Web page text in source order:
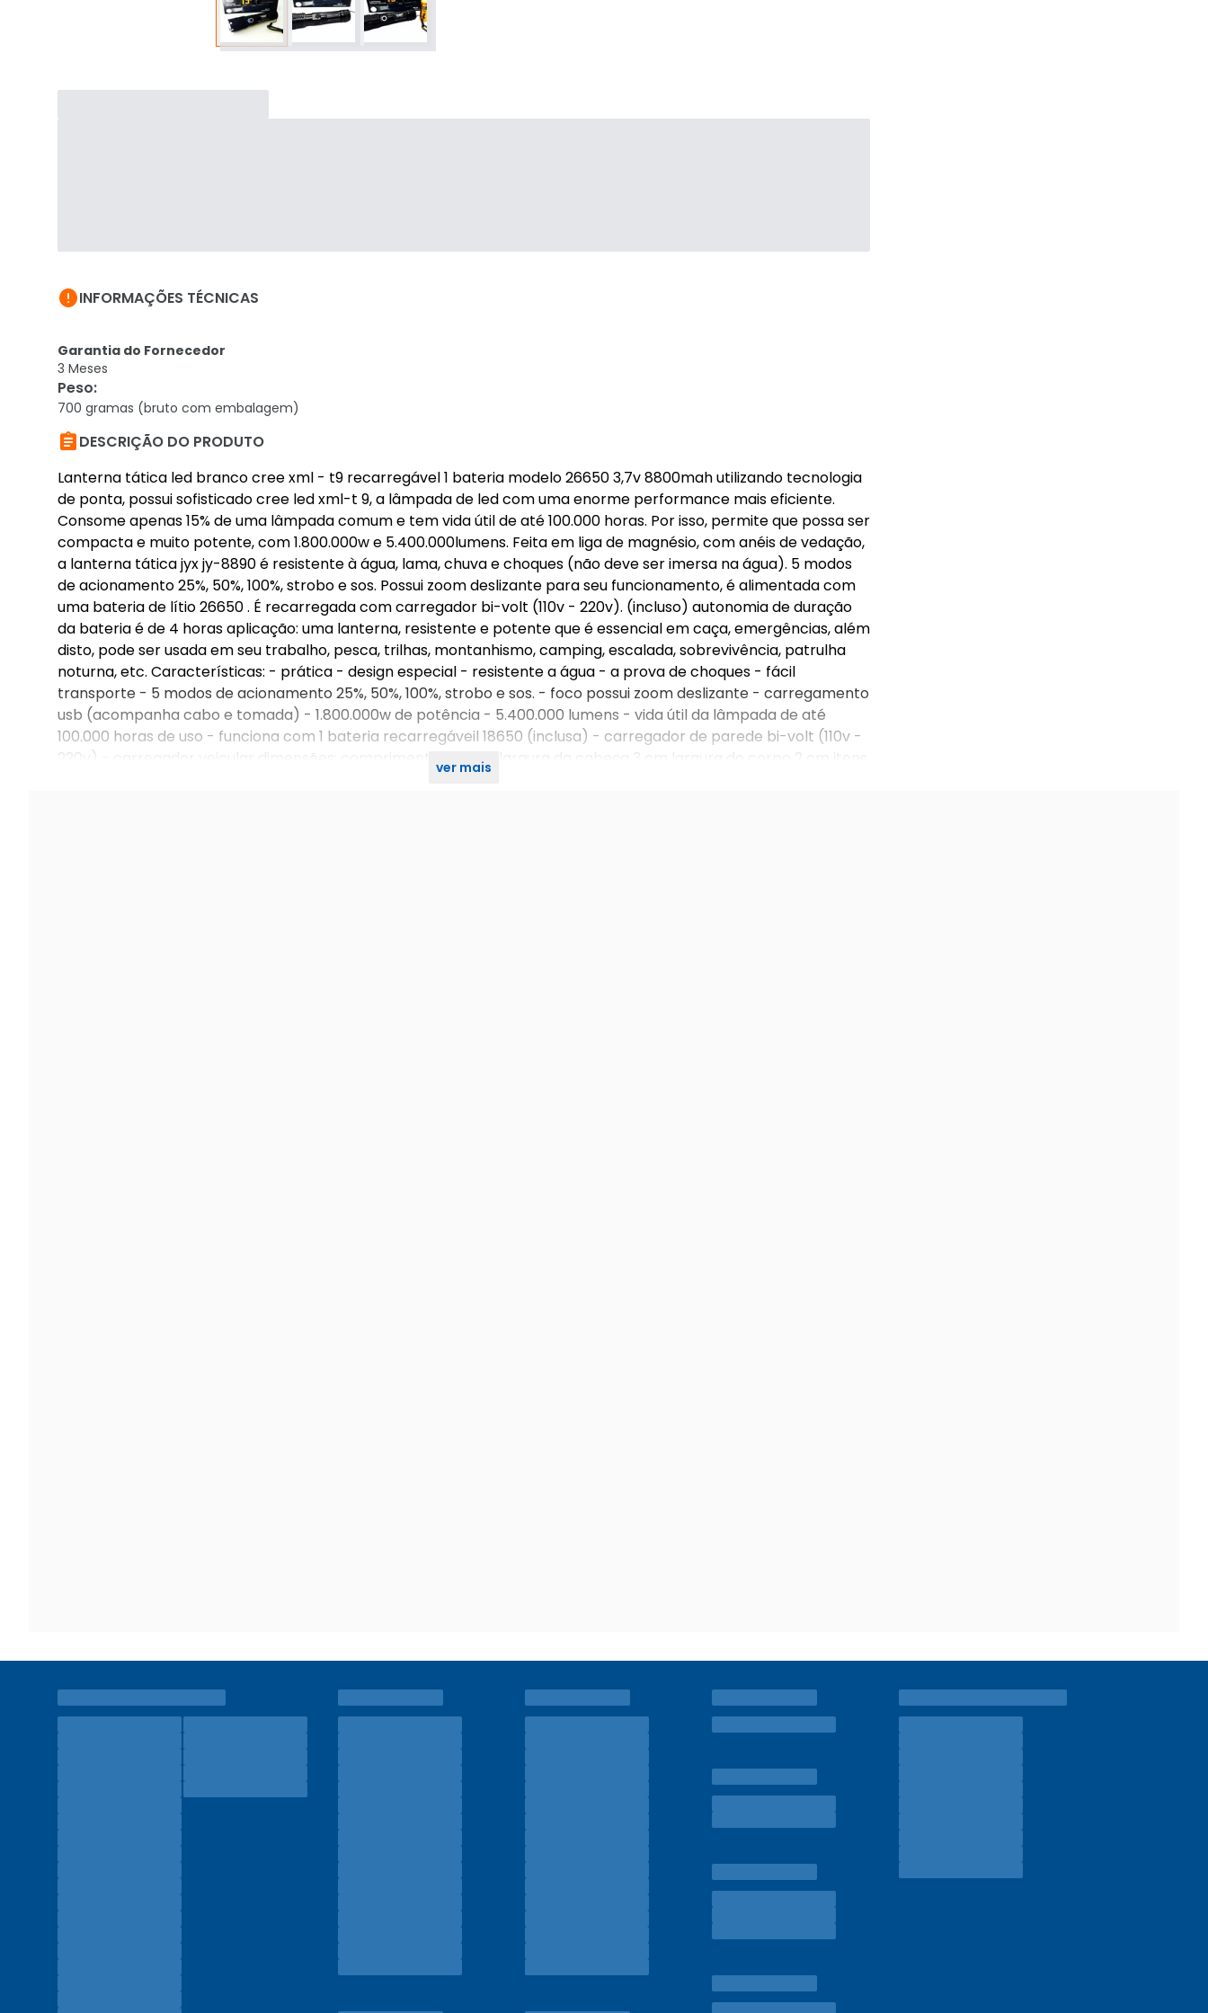
INFORMAÇÕES TÉCNICAS
Garantia do Fornecedor
3 Meses
Peso:
700 gramas (bruto com embalagem)
DESCRIÇÃO DO PRODUTO
Lanterna tática led branco cree xml - t9 recarregável 1 bateria modelo 26650 3,7v 8800mah utilizando tecnologia
de ponta, possui sofisticado cree led xml-t 9, a lâmpada de led com uma enorme performance mais eficiente.
Consome apenas 15% de uma lâmpada comum e tem vida útil de até 100.000 horas. Por isso, permite que possa ser
compacta e muito potente, com 1.800.000w e 5.400.000lumens. Feita em liga de magnésio, com anéis de vedação,
a lanterna tática jyx jy-8890 é resistente à água, lama, chuva e choques (não deve ser imersa na água). 5 modos
de acionamento 25%, 50%, 100%, strobo e sos. Possui zoom deslizante para seu funcionamento, é alimentada com
uma bateria de lítio 26650 . É recarregada com carregador bi-volt (110v - 220v). (incluso) autonomia de duração
da bateria é de 4 horas aplicação: uma lanterna, resistente e potente que é essencial em caça, emergências, além
disto, pode ser usada em seu trabalho, pesca, trilhas, montanhismo, camping, escalada, sobrevivência, patrulha
noturna, etc. Características: - prática - design especial - resistente a água - a prova de choques - fácil
transporte - 5 modos de acionamento 25%, 50%, 100%, strobo e sos. - foco possui zoom deslizante - carregamento
usb (acompanha cabo e tomada) - 1.800.000w de potência - 5.400.000 lumens - vida útil da lâmpada de até
100.000 horas de uso - funciona com 1 bateria recarregáveil 18650 (inclusa) - carregador de parede bi-volt (110v -
220v) - carregador veicular dimensões: comprimento 16 cm - largura da cabeça 3 cm largura do corpo 2 cm itens
ver mais